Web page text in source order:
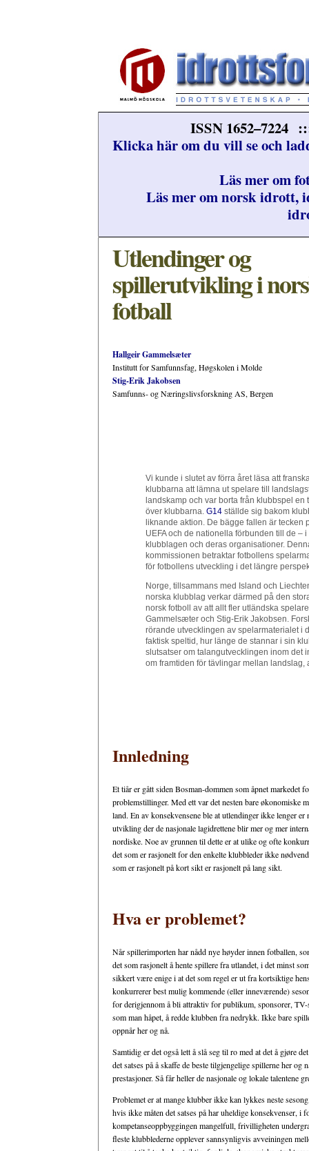
ISSN 1652–7224
Klicka här om du vill se och
Läs mer om
Läs mer om norsk idrott,
Utlendinger og
spillerutvikling i
fotball
Hallgeir Gammelsæter
Institutt for Samfunnsfag, Høgskolen i Molde
Stig-Erik Jakobsen
Samfunns- og Næringslivsforskning AS, Bergen
Vi kunde i slutet av förra året läsa att
klubbarna att lämna ut spelare till
landskamp och var borta från klubbspel
över klubbarna. G14ställde sig bakom
liknande aktion. De bägge fallen är tecken
UEFA och de nationella förbunden till de –
klubblagen och deras organisationer.
kommissionen betraktar fotbollens
för fotbollens utveckling i det längre
Norge, tillsammans med Island och
norska klubblag verkar därmed på den
norsk fotboll av att allt fler utländska
Gammelsæter och Stig-Erik Jakobsen.
rörande utvecklingen av spelarmaterialet i
faktisk speltid, hur länge de stannar i sin
slutsatser om talangutvecklingen inom det
om framtiden för tävlingar mellan landslag,
Innledning
Et tiår er gått siden Bosman-dommen som åpnet markedet
problemstillinger. Med ett var det nesten bare
land. En av konsekvensene ble at utlendinger ikke lenger
utvikling der de nasjonale lagidrettene blir mer og mer
nordiske. Noe av grunnen til dette er at ulike og ofte
det som er rasjonelt for den enkelte klubbleder ikke
som er rasjonelt på kort sikt er rasjonelt på lang sikt.
Hva er problemet?
Når spillerimporten har nådd nye høyder innen fotballen,
det som rasjonelt å hente spillere fra utlandet, i det minst
sikkert være enige i at det som regel er ut fra kortsiktige
konkurrerer best mulig kommende (eller inneværende)
for derigjennom å bli attraktiv for publikum, sponsorer,
som man håpet, å redde klubben fra nedrykk. Ikke bare
oppnår her og nå.
Samtidig er det også lett å slå seg til ro med at det å gjøre
det satses på å skaffe de beste tilgjengelige spillerne her
prestasjoner. Så får heller de nasjonale og lokale talentene
Problemet er at mange klubber ikke kan lykkes neste
hvis ikke måten det satses på har uheldige konsekvenser,
kompetanseoppbyggingen mangelfull, frivilligheten
fleste klubblederne opplever sannsynligvis avveiningen